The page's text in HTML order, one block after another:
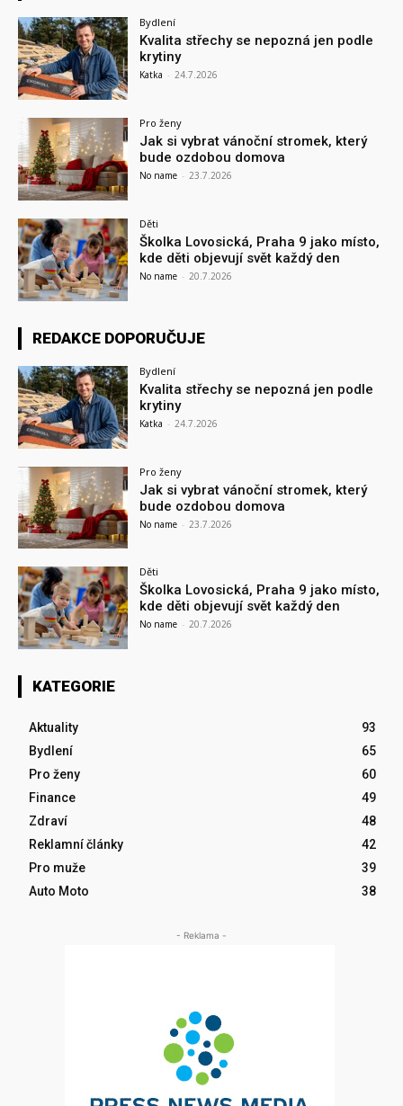
Bydlení
Kvalita střechy se nepozná jen podle
krytiny
Katka - 24.7.2026
Pro ženy
Jak si vybrat vánoční stromek, který
bude ozdobou domova
No name - 23.7.2026
Děti
Školka Lovosická, Praha 9 jako místo,
kde děti objevují svět každý den
No name - 20.7.2026
REDAKCE DOPORUČUJE
Bydlení
Kvalita střechy se nepozná jen podle
krytiny
Katka - 24.7.2026
Pro ženy
Jak si vybrat vánoční stromek, který
bude ozdobou domova
No name - 23.7.2026
Děti
Školka Lovosická, Praha 9 jako místo,
kde děti objevují svět každý den
No name - 20.7.2026
KATEGORIE
Aktuality
93
Bydlení
65
Pro ženy
60
Finance
49
Zdraví
48
Reklamní články
42
Pro muže
39
Auto Moto
38
- Reklama -